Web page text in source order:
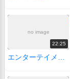
no image
22:25